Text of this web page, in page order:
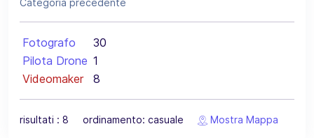
Categoria precedente
Fotografo
30
Pilota Drone 1
Videomaker
8
risultati : 8 ordinamento: casuale Mostra Mappa